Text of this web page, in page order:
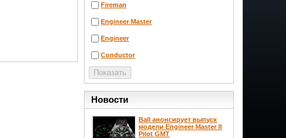
Fireman
Engineer Master
Engineer
Conductor
Новости
Ball анонсирует выпуск
модели Engineer Master II
Pilot GMT